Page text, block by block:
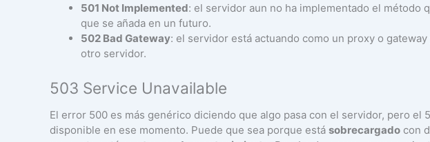
501 Not Implemented: el servidor aun no ha implementado el método
que se añada en un futuro.
502 Bad Gateway: el servidor está actuando como un proxy o
otro servidor.
503 Service Unavailable
El error 500 es más genérico diciendo que algo pasa con el servidor, pero el
disponible en ese momento. Puede que sea porque está sobrecargado con